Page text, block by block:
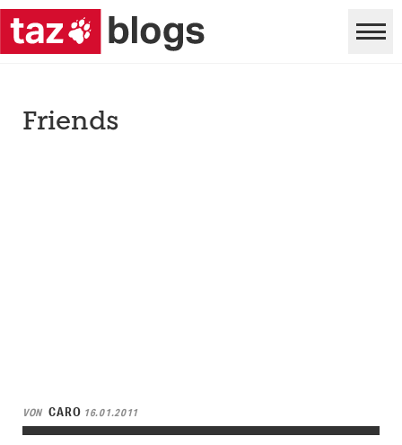
Friends
VON CARO 16.01.2011